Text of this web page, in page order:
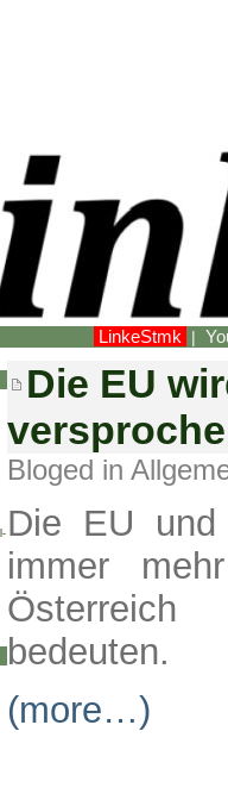
LinkeStmk |
Die EU
Bloged in
Die EU und
immer
Österreich
bedeuten.
(more…)